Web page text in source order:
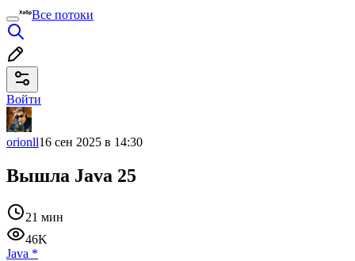
Все потоки
Войти
orionll16 сен 2025 в 14:30
Вышла Java 25
21 мин
46K
Java *